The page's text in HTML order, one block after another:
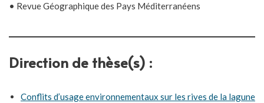
• Revue Géographique des Pays Méditerranéens
Direction de thèse(s) :
Conflits d’usage environnementaux sur les rives de la lagune